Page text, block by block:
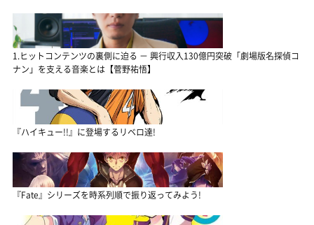
1.ヒットコンテンツの裏側に迫る － 興行収入130億円突破「劇場版名探偵コ
ナン」を支える音楽とは【菅野祐悟】
『ハイキュー!!』に登場するリベロ達!
『Fate』シリーズを時系列順で振り返ってみよう!